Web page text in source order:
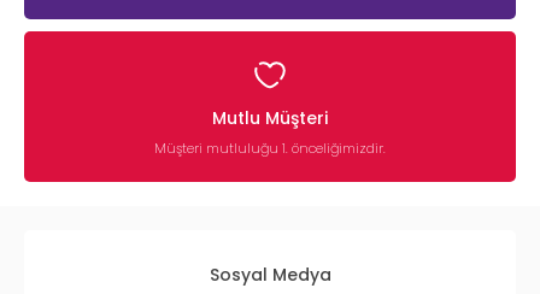
Mutlu Müşteri
Müşteri mutluluğu 1. önceliğimizdir.
Sosyal Medya